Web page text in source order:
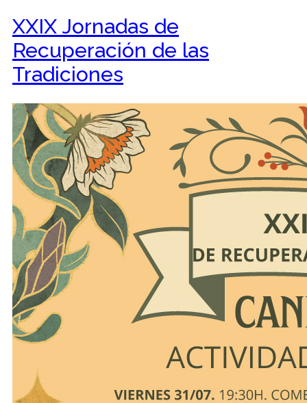
XXIX Jornadas de
Recuperación de las
Tradiciones